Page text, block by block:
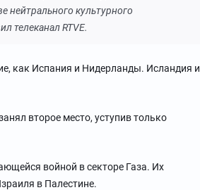
нейтрального культурного
телеканал RTVE.
как Испания и Нидерланды. Исландия и
второе место, уступив только
войной в секторе Газа. Их
в Палестине.